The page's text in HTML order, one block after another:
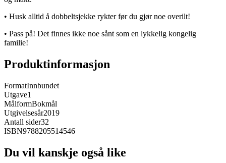
• Husk alltid å dobbeltsjekke rykter før du gjør noe overilt!
• Pass på! Det finnes ikke noe sånt som en lykkelig kongelig
familie!
Produktinformasjon
FormatInnbundet
Utgave1
MålformBokmål
Utgivelsesår2019
Antall sider32
ISBN9788205514546
Du vil kanskje også like